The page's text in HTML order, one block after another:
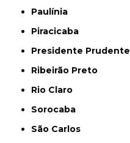
Paulínia
Piracicaba
Presidente Prudente
Ribeirão Preto
Rio Claro
Sorocaba
São Carlos